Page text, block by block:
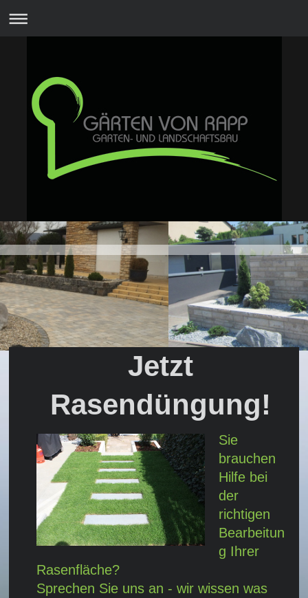
Jetzt
Rasendüngung!
Sie
brauchen
Hilfe bei
der
richtigen
Bearbeitun
g Ihrer
Rasenfläche?
Sprechen Sie uns an - wir wissen was